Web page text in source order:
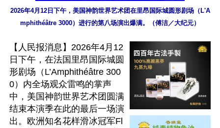
2026年4月12日下午，美国神韵世界艺术团在里昂国际城圆形剧场（L'A
mphithéâtre 3000）进行的第八场演出爆满。（傅洁／大纪元）
【人民报消息】2026年4月12
日下午，在法国里昂国际城圆
形剧场（L’Amphithéâtre 300
0）内全场观众雷鸣的掌声
中，美国神韵世界艺术团圆满
结束本演季在此的最后一场演
出。欧洲知名花样滑冰冠军Fl